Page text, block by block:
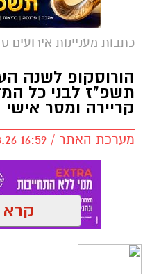
כתבות מעניינות אירועים
הורוסקופ לשנה
תשפ"ז לבני כל
קריירה ומסר אישי
מערכת האתר / 16:59 05.08.26
תגים:הורוסקופ לשנה
קרא